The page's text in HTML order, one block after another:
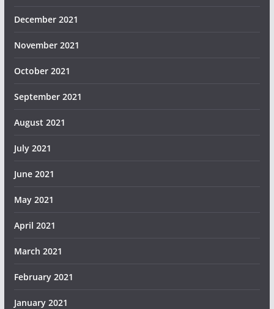
December 2021
November 2021
October 2021
September 2021
August 2021
July 2021
June 2021
May 2021
April 2021
March 2021
February 2021
January 2021